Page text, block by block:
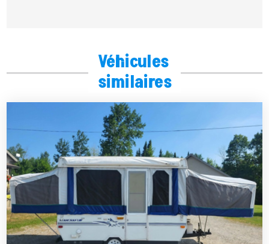
Véhicules
similaires